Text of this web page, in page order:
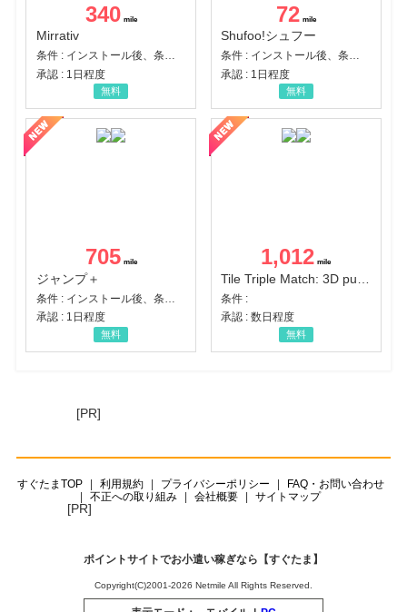
340
Mirrativ
条件 : インストール後、条件達成
承認 : 1日程度
無料
72
Shufoo!シュフー
条件 : インストール後、条件達成
承認 : 1日程度
無料
705
ジャンプ＋
承認 : 1日程度
無料
1,012
条件 :
承認 : 数日程度
無料
[PR]
すぐたまTOP 利用規約 プライバシーポリシー
FAQ・お問い合わせ
不正への取り組み
会社概要 サイトマップ
[PR]
ポイントサイトでお小遣い稼ぎなら【すぐたま】
Copyright(C)2001-2026 Netmile All Rights Reserved.